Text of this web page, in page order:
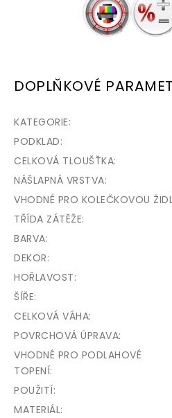
DOPLŇKOVÉ
KATEGORIE:
PODKLAD:
CELKOVÁ TLOUŠŤKA:
NÁŠLAPNÁ VRSTVA:
VHODNÉ PRO KOLEČKOVOU
TŘÍDA ZÁTĚŽE:
BARVA:
DEKOR:
HOŘLAVOST:
ŠÍŘE:
CELKOVÁ VÁHA:
POVRCHOVÁ ÚPRAVA:
VHODNÉ PRO PODLAHOVÉ
TOPENÍ:
POUŽITÍ:
MATERIÁL: